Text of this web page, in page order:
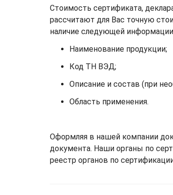
Стоимость сертификата,
рассчитают для Вас точную
наличие следующей
Наименование продукции;
Код ТН ВЭД;
Описание и состав (при
Область применения.
Оформляя в нашей компании
документа. Наши органы по
реестр органов по